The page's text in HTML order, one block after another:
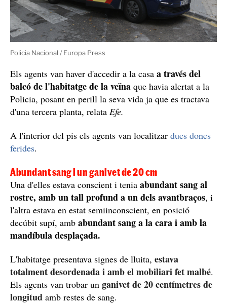
Policia Nacional / Europa Press
Els agents van haver d'accedir a la casa a través del
balcó de l'habitatge de la veïna que havia alertat a la
Policia, posant en perill la seva vida ja que es tractava
d'una tercera planta, relata Efe.
A l'interior del pis els agents van localitzar dues dones
ferides.
Abundant sang i un ganivet de 20 cm
Una d'elles estava conscient i tenia abundant sang al
rostre, amb un tall profund a un dels avantbraços, i
l'altra estava en estat semiinconscient, en posició
decúbit supí, amb abundant sang a la cara i amb la
mandíbula desplaçada.
L'habitatge presentava signes de lluita, estava
totalment desordenada i amb el mobiliari fet malbé.
Els agents van trobar un ganivet de 20 centímetres de
longitud amb restes de sang.